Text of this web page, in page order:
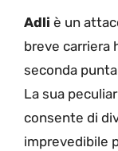
Adli è un
breve carriera
seconda
La sua
consente di
imprevedibile